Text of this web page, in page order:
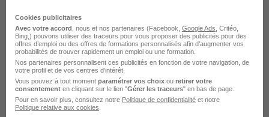
Les offres de stage par ville du domaine Sport
Stage par ville en Aveyron
Cookies publicitaires
Avec votre accord , nous et nos partenaires (Facebook, Google Ads , Critéo,
Bing,) pouvons utiliser des traceurs pour vous proposer des publicités pour des
offres d’emploi ou des offres de formations personnalisés afin d’augmenter vos
probabilités de trouver rapidement un emploi ou une formation.
Nos partenaires personnalisent ces publicités en fonction de votre navigation, de
votre profil et de vos centres d’intérêt.
Vous pouvez à tout moment paramétrer vos choix ou retirer votre
consentement en cliquant sur le lien "Gérer les traceurs" en bas de page.
Pour en savoir plus, consultez notre Politique de confidentialité et notre
Politique relative aux cookies